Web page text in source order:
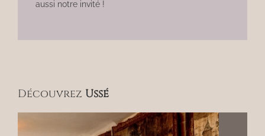
aussi notre invité !
Découvrez Ussé